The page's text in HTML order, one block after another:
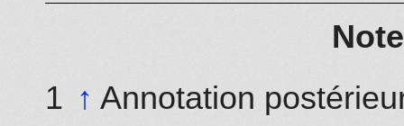
↑ Annotation